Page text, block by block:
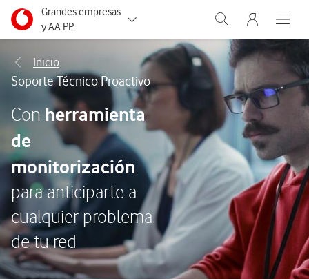
Ir a la pagina principal de vodafone.es
Menu navegación Segmento
Grandes empresas
y AA.PP.
Autónomos
Pymes
Particulares
Abrir buscador.
Menu
Abre
Inicio
Soporte Técnico Proactivo
Con herramienta
de
monitorización
para anticiparte a
cualquier problema
de tu red
Abrir formulario de solicitud de contacto